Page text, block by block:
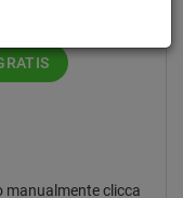
manualmente clicca